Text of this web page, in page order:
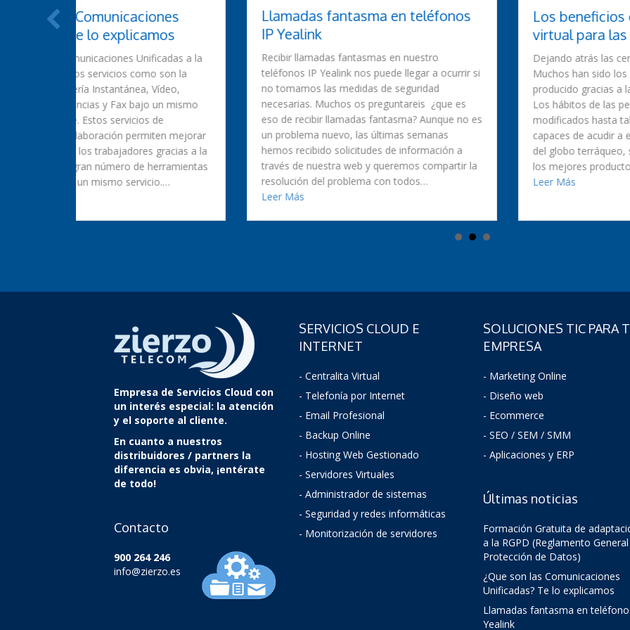
Llamadas fantasma en teléfonos
IP Yealink
Recibir llamadas fantasmas en nuestro
teléfonos IP Yealink nos puede llegar a ocurrir si
no tomamos las medidas de seguridad
necesarias. Muchos os preguntareis ¿que es
eso de recibir llamadas fantasma? Aunque no es
un problema nuevo, las últimas semanas
hemos recibido solicitudes de información a
través de nuestra web y queremos compartir la
resolución del problema con todos…
about Llamadas fantasma en teléfonos IP Yealink
Los beneficios de una centralita
Dejando atrás las centralitas tradicionales
Muchos han sido los cambios que se han
producido gracias a la revolución de Internet.
Los hábitos de las personas se han visto
modificados hasta tal punto que somos
capaces de acudir a empresas en la otra punta
del globo terráqueo, solamente para conseguir
los mejores productos del mercado. Pero…
Leer Másabout Los beneficios de una centralita virtual para
Empresa de Servicios Cloud con
un interés especial: la atención
y el soporte al cliente.
En cuanto a nuestros
distribuidores / partners la
diferencia es obvia, ¡entérate
de todo!
Contacto
900 264 246
info@zierzo.es
SERVICIOS CLOUD E
INTERNET
- Centralita Virtual
- Telefonía por Internet
- Email Profesional
- Backup Online
- Hosting Web Gestionado
- Servidores Virtuales
- Administrador de sistemas
- Seguridad y redes informáticas
- Monitorización de servidores
SOLUCIONES TIC PARA
EMPRESA
- Marketing Online
- Diseño web
- Ecommerce
- SEO / SEM / SMM
- Aplicaciones y ERP
Últimas noticias
Formación Gratuita de
a la RGPD (Reglamento
Protección de Datos)
¿Que son las Comunicaciones
Unificadas? Te lo explicamos
Llamadas fantasma en
Yealink